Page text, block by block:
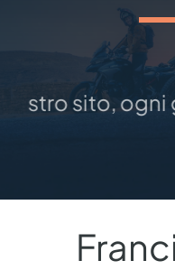
sito, ogni